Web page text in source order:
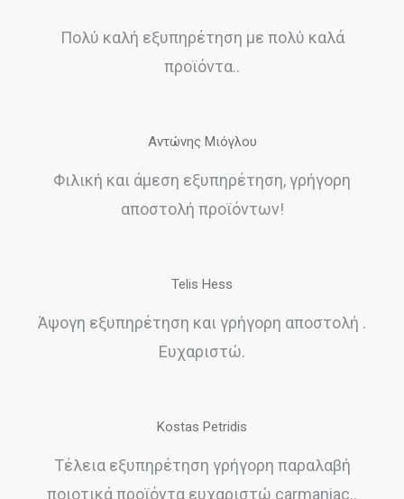
Πολύ καλή εξυπηρέτηση με πολύ καλά
προϊόντα..
Αντώνης Μιόγλου
Φιλική και άμεση εξυπηρέτηση, γρήγορη
αποστολή προϊόντων!
Telis Hess
Άψογη εξυπηρέτηση και γρήγορη αποστολή .
Ευχαριστώ.
Kostas Petridis
Τέλεια εξυπηρέτηση γρήγορη παραλαβή
ποιοτικά προϊόντα ευχαριστώ carmaniac..